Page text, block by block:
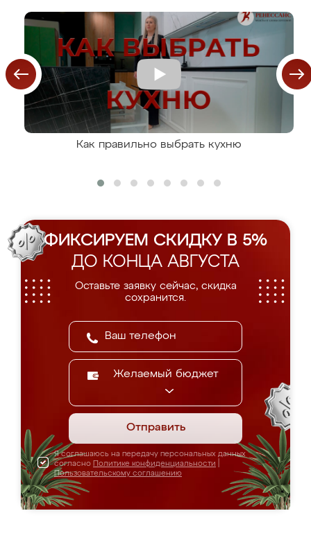
Как правильно выбрать кухню
ФИКСИРУЕМ СКИДКУ В 5%
ДО КОНЦА АВГУСТА
Оставьте заявку сейчас, скидка
сохранится.
Желаемый бюджет
Отправить
Я соглашаюсь на передачу персональных данных
согласно Политике конфиденциальности
Пользовательскому соглашению